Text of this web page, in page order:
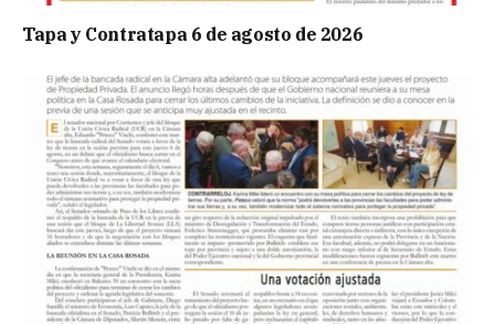
Tapa y Contratapa 6 de agosto de 2026